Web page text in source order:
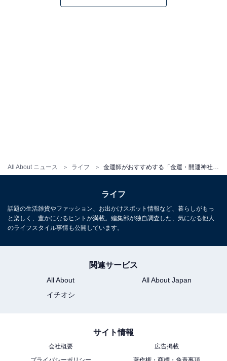
All About ニュース ライフ
ライフ
話題の生活雑貨やファッション、お出かけスポット情報など、暮らしがもっ
と楽しく、豊かになるヒントが満載。編集部が独自調査した、気になる他人
のライフスタイル事情も公開しています。
関連サービス
All About
All About Japan
イチオシ
サイト情報
会社概要
広告掲載